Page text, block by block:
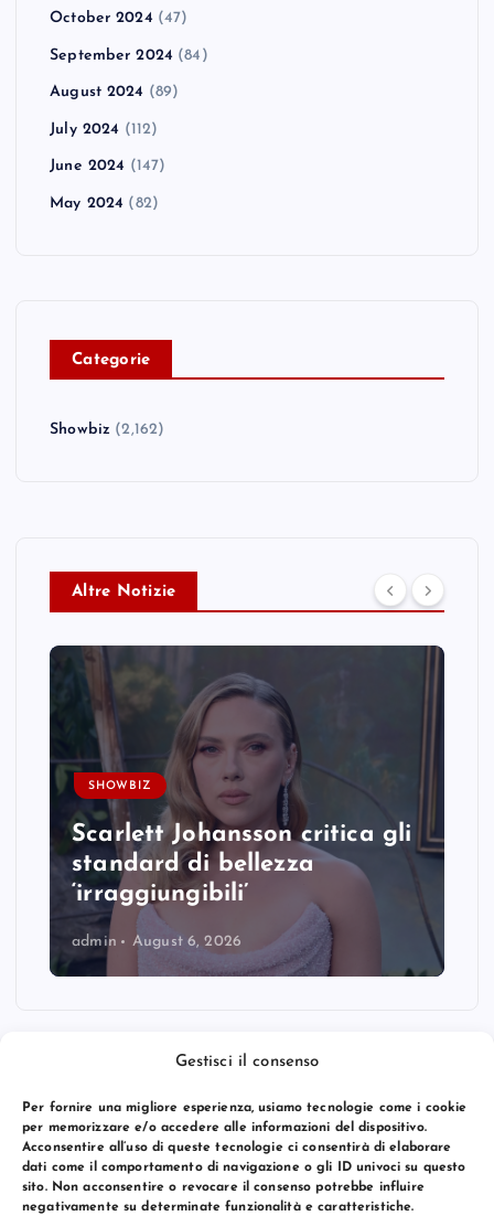
Gestisci il consenso
Per fornire una migliore esperienza, usiamo tecnologie come i cookie
per memorizzare e/o accedere alle informazioni del dispositivo.
Acconsentire all’uso di queste tecnologie ci consentirà di elaborare
dati come il comportamento di navigazione o gli ID univoci su questo
sito. Non acconsentire o revocare il consenso potrebbe influire
negativamente su determinate funzionalità e caratteristiche.
October 2024 (47)
September 2024 (84)
August 2024 (89)
July 2024 (112)
June 2024 (147)
May 2024 (82)
Categorie
Showbiz (2,162)
Altre Notizie
SHOWBIZ
Scarlett Johansson critica gli
standard di bellezza
‘irraggiungibili’
admin August 6, 2026